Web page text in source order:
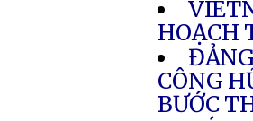
HOẠCH
CÔNG
BƯỚC